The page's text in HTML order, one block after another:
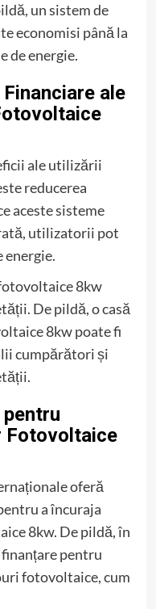
un sistem de
economisi până la
de energie.
ale
ale utilizării
reducerea
aceste sisteme
utilizatorii pot
energie.
8kw
De pildă, o casă
8kw poate fi
cumpărători și
Fotovoltaice
oferă
a încuraja
8kw. De pildă, în
pentru
fotovoltaice, cum